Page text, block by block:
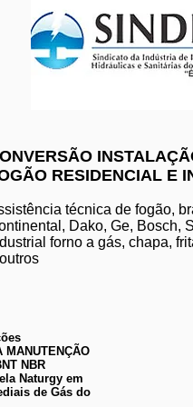
RESIDENCIAL E
técnica de fogão,
Dako, Ge, Bosch,
forno a gás, chapa,
NBR
Naturgy em
de Gás do